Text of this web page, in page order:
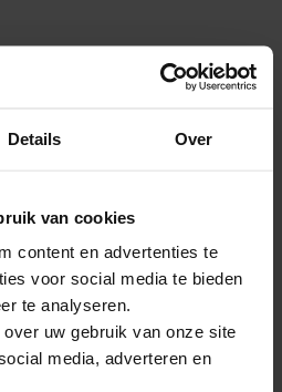
Details Over
van cookies
content en advertenties te
voor social media te bieden
te analyseren.
uw gebruik van onze site
media, adverteren en
de sauna-beleving
oliën
sauna bestaat uit: een
(voor het aufguss-water
hygrometer (om
lezen), en een